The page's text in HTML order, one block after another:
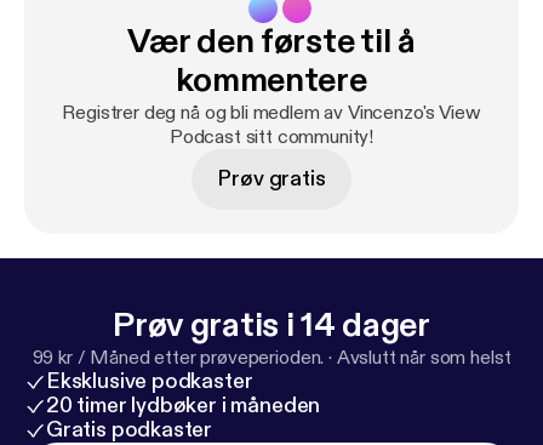
Vær den første til å
kommentere
Registrer deg nå og bli medlem av Vincenzo's View
Podcast sitt community!
Prøv gratis
Prøv gratis i 14 dager
99 kr / Måned etter prøveperioden. · Avslutt når som helst
Eksklusive podkaster
20 timer lydbøker i måneden
Gratis podkaster